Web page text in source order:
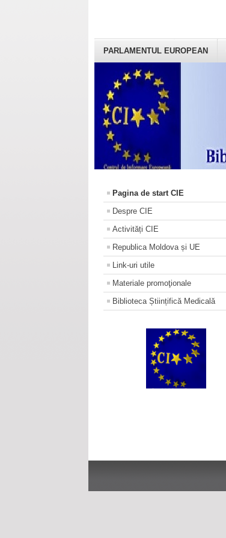
PARLAMENTUL EUROPEAN
Pagina de start CIE
Despre CIE
Activități CIE
Republica Moldova și UE
Link-uri utile
Materiale promoţionale
Biblioteca Științifică Medicală